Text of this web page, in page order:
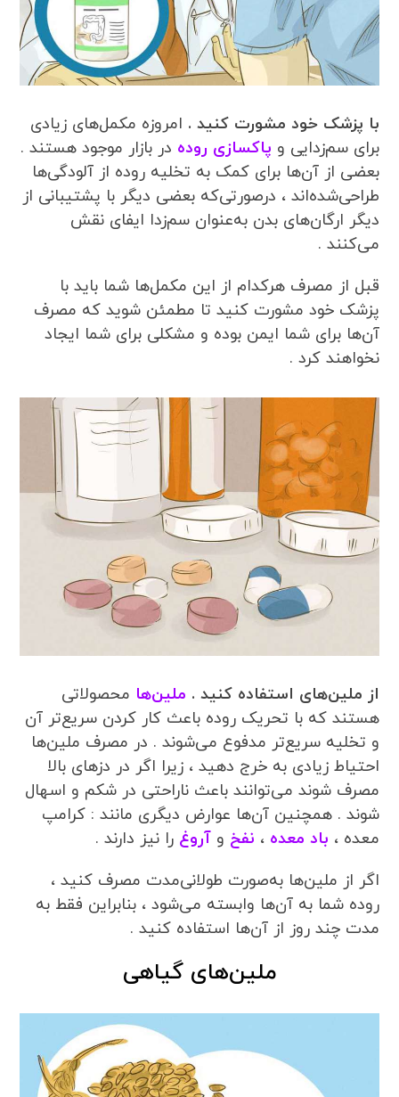
با پزشک خود مشورت کنید . امروزه مکمل‌های زیادی
برای سم‌زدایی و پاکسازی روده در بازار موجود هستند .
بعضی از آن‌ها برای کمک به تخلیه روده از آلودگی‌ها
طراحی‌شده‌اند ، درصورتی‌که بعضی دیگر با پشتیبانی از
دیگر ارگان‌های بدن به‌عنوان سم‌زدا ایفای نقش
می‌کنند .
قبل از مصرف هرکدام از این مکمل‌ها شما باید با
پزشک خود مشورت کنید تا مطمئن شوید که مصرف
آن‌ها برای شما ایمن بوده و مشکلی برای شما ایجاد
نخواهند کرد .
از ملین‌های استفاده کنید . ملین‌ها محصولاتی
هستند که با تحریک روده باعث کار کردن سریع‌تر آن
و تخلیه سریع‌تر مدفوع می‌شوند . در مصرف ملین‌ها
احتیاط زیادی به خرج دهید ، زیرا اگر در دزهای بالا
مصرف شوند می‌توانند باعث ناراحتی در شکم و اسهال
شوند . همچنین آن‌ها عوارض دیگری مانند : کرامپ
معده ، باد معده ، نفخ وآروغ را نیز دارند .
اگر از ملین‌ها به‌صورت طولانی‌مدت مصرف کنید ،
روده شما به آن‌ها وابسته می‌شود ، بنابراین فقط به
مدت چند روز از آن‌ها استفاده کنید .
ملین‌های گیاهی